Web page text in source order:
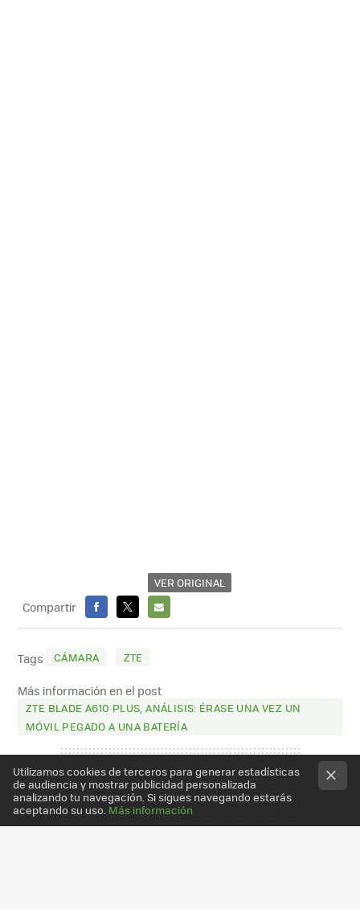
VER ORIGINAL
Compartir
FACEBOOK
X
E-
Tags CÁMARA ZTE
Más información en el post
ZTE BLADE A610 PLUS, ANÁLISIS: ÉRASE UNA VEZ UN
MÓVIL PEGADO A UNA BATERÍA
Utilizamos cookies de terceros para generar estadísticas
de audiencia y mostrar publicidad personalizada
analizando tu navegación. Si sigues navegando estarás
aceptando su uso. Más información